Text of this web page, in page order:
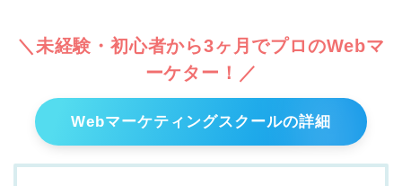
＼未経験・初心者から3ヶ月でプロのWebマ
ーケター！／
Webマーケティングスクールの詳細